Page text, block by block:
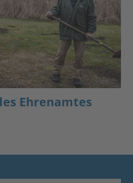
Ehrenamtes